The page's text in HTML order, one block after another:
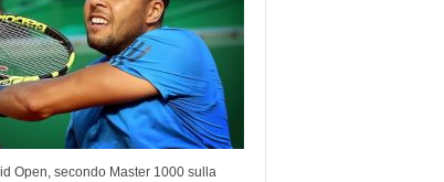
Open, secondo Master 1000 sulla